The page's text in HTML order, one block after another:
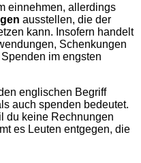
einnehmen, allerdings
ausstellen, die der
kann. Insofern handelt
Schenkungen
im engsten
englischen Begriff
auch spenden bedeutet.
du keine Rechnungen
es Leuten entgegen, die